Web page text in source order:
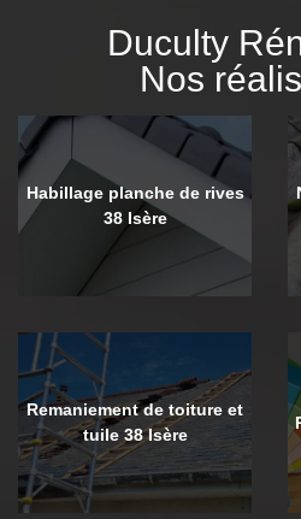
Duculty
Nos
Habillage planche de rives
38 Isère
Remaniement de toiture et
tuile 38 Isère